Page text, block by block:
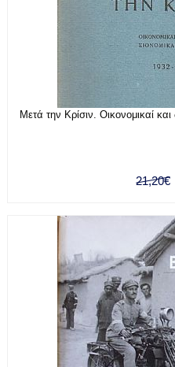
Μετά την Κρίσιν. Οικονομικαί
21,20€